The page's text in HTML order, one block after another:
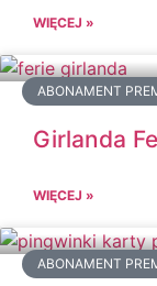
WIĘCEJ »
ABONAMENT
Girlanda
WIĘCEJ »
ABONAMENT